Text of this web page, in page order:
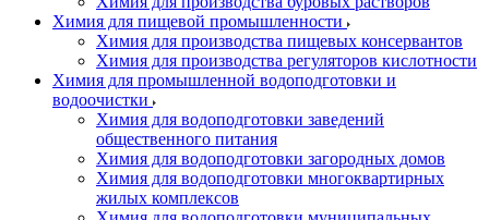
Химия для пищевой промышленности
Химия для производства пищевых консервантов
Химия для производства регуляторов кислотности
Химия для промышленной водоподготовки и
водоочистки
Химия для водоподготовки заведений
общественного питания
Химия для водоподготовки загородных домов
Химия для водоподготовки многоквартирных
жилых комплексов